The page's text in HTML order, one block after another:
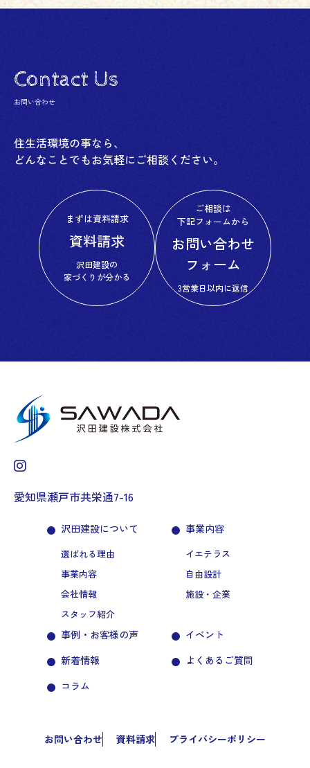
Contact Us
お問い合わせ
住生活環境の事なら、
どんなことでもお気軽にご相談ください。
まずは資料請求
資料請求
沢田建設の
家づくりが分かる
ご相談は
下記フォームから
お問い合わせ
フォーム
3営業日以内に返信
愛知県瀬戸市共栄通7-16
沢田建設について
選ばれる理由
事業内容
会社情報
スタッフ紹介
事業内容
イエテラス
自由設計
施設・企業
事例・お客様の声
新着情報
コラム
イベント
よくあるご質問
お問い合わせ 資料請求 プライバシーポリシー